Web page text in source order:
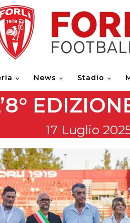
News Stadio
17 Luglio